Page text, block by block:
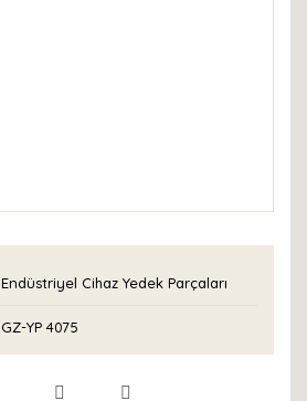
Endüstriyel Cihaz Yedek Parçaları
GZ-YP 4075